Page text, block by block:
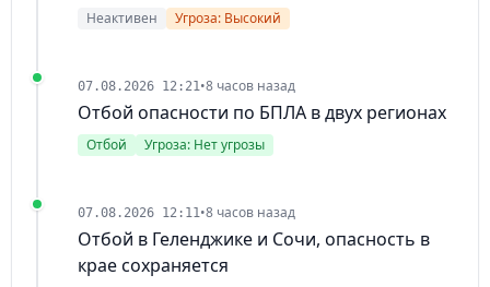
Неактивен Угроза: Высокий
07.08.2026 12:21•8 часов назад
Отбой опасности по БПЛА в двух регионах
Отбой Угроза: Нет угрозы
07.08.2026 12:11•8 часов назад
Отбой в Геленджике и Сочи, опасность в
крае сохраняется